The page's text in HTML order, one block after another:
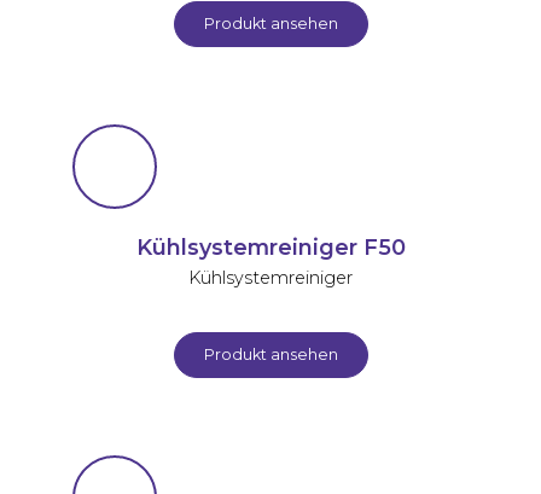
Produkt ansehen
Kühlsystemreiniger F50
Kühlsystemreiniger
Produkt ansehen